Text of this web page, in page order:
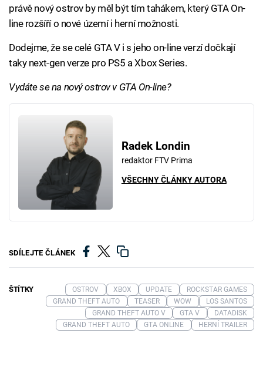
právě nový ostrov by měl být tím tahákem, který GTA On-
line rozšíří o nové území i herní možnosti.
Dodejme, že se celé GTA V i s jeho on-line verzí dočkají
taky next-gen verze pro PS5 a Xbox Series.
Vydáte se na nový ostrov v GTA On-line?
Radek Londin
redaktor FTV Prima
VŠECHNY ČLÁNKY AUTORA
SDÍLEJTE ČLÁNEK
ŠTÍTKY OSTROV XBOX UPDATE
ROCKSTAR GAMES
GRAND THEFT AUTO
TEASER WOW
LOS SANTOS
GRAND THEFT AUTO V
GTA V
DATADISK
GRAND THEFT AUTO
GTA ONLINE HERNÍ TRAILER